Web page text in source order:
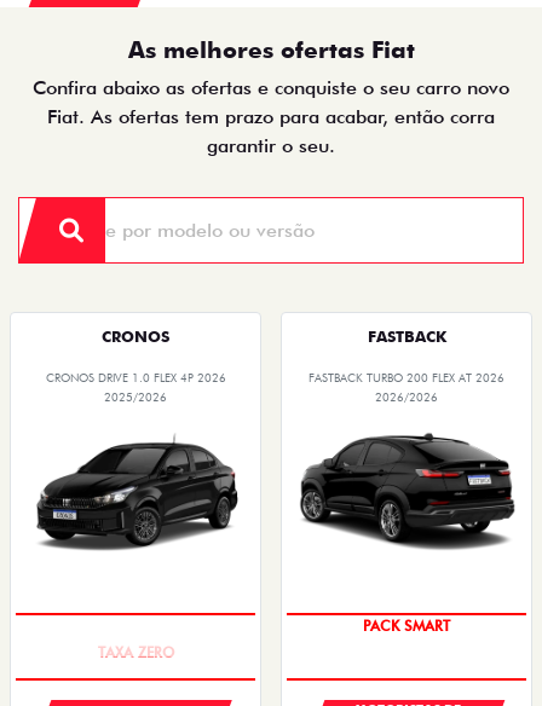
As melhores ofertas Fiat
Confira abaixo as ofertas e conquiste o seu carro novo
Fiat. As ofertas tem prazo para acabar, então corra
garantir o seu.
CRONOS
CRONOS DRIVE 1.0 FLEX 4P 2026
2025/2026
FASTBACK
FASTBACK TURBO 200 FLEX AT 2026
2026/2026
PACK SMART